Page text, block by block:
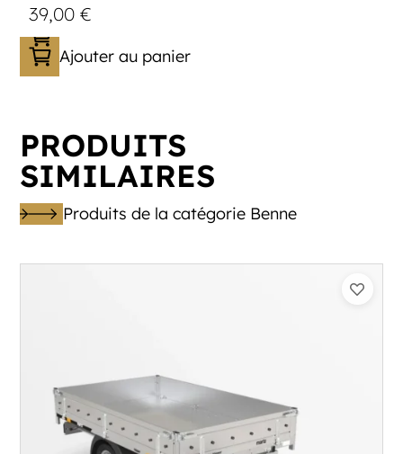
39,00€
Ajouter au panier
PRODUITS
SIMILAIRES
Produits de la catégorie Benne